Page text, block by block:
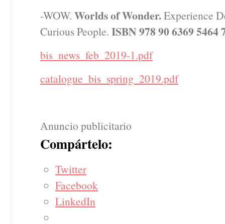
-WOW. Worlds of Wonder.Experience
Curious People. ISBN 978 90 6369 5464
bis_news_feb_2019-1.pdf
catalogue_bis_spring_2019.pdf
Anuncio publicitario
Compártelo:
Twitter
Facebook
LinkedIn